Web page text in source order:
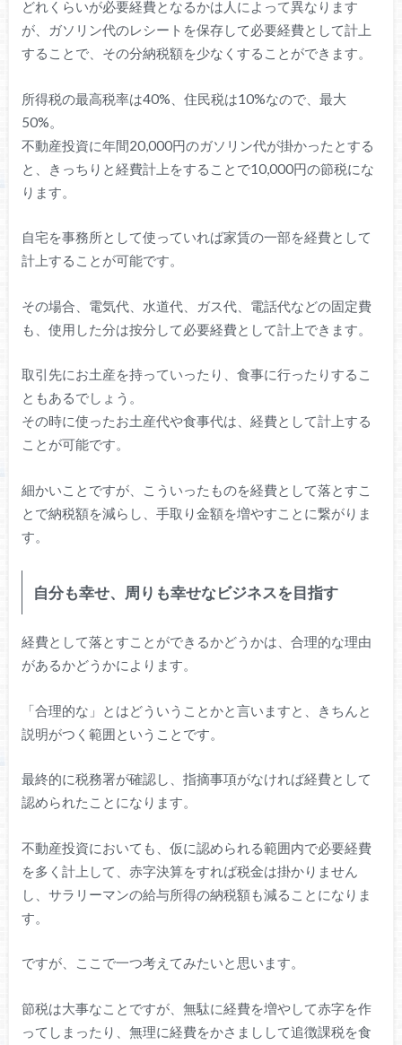
どれくらいが必要経費となるかは人によって異なります
が、ガソリン代のレシートを保存して必要経費として計上
することで、その分納税額を少なくすることができます。
所得税の最高税率は40%、住民税は10%なので、最大
50%。
不動産投資に年間20,000円のガソリン代が掛かったとする
と、きっちりと経費計上をすることで10,000円の節税にな
ります。
自宅を事務所として使っていれば家賃の一部を経費として
計上することが可能です。
その場合、電気代、水道代、ガス代、電話代などの固定費
も、使用した分は按分して必要経費として計上できます。
取引先にお土産を持っていったり、食事に行ったりするこ
ともあるでしょう。
その時に使ったお土産代や食事代は、経費として計上する
ことが可能です。
細かいことですが、こういったものを経費として落とすこ
とで納税額を減らし、手取り金額を増やすことに繋がりま
す。
自分も幸せ、周りも幸せなビジネスを目指す
経費として落とすことができるかどうかは、合理的な理由
があるかどうかによります。
「合理的な」とはどういうことかと言いますと、きちんと
説明がつく範囲ということです。
最終的に税務署が確認し、指摘事項がなければ経費として
認められたことになります。
不動産投資においても、仮に認められる範囲内で必要経費
を多く計上して、赤字決算をすれば税金は掛かりません
し、サラリーマンの給与所得の納税額も減ることになりま
す。
ですが、ここで一つ考えてみたいと思います。
節税は大事なことですが、無駄に経費を増やして赤字を作
ってしまったり、無理に経費をかさましして追徴課税を食